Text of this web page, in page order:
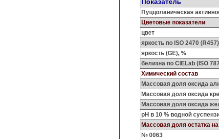
Пуццоланическая
Цветовые показатели
цвет
яркость по ISO 2470
яркость (GE), %
белизна по CIELab (ISO
Химический состав
Массовая доля оксида
Массовая доля оксида
Массовая доля оксида
pH в 10 % водной
Массовая доля остатка
№ 0063